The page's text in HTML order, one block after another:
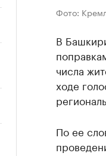
Фото:
В
числа
ходе
По ее